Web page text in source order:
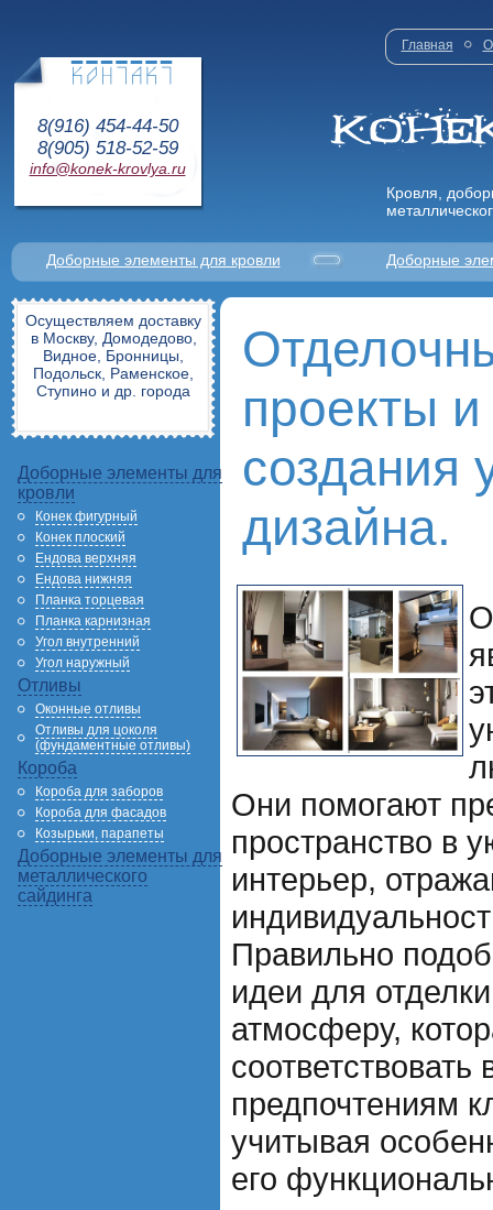
8(916) 454-44-50
8(905) 518-52-59
info@konek-krovlya.ru
Главная О
Кровля,
Доборные элементы для кровли Доборные
Осуществляем доставку
в Москву, Домодедово,
Видное, Бронницы,
Подольск, Раменское,
Ступино и др. города
Доборные элементы для
кровли
Конек фигурный
Конек плоский
Ендова верхняя
Ендова нижняя
Планка торцевая
Планка карнизная
Угол внутренний
Угол наружный
Отливы
Оконные отливы
Отливы для цоколя
(фундаментные отливы)
Короба
Короба для заборов
Короба для фасадов
Козырьки, парапеты
Доборные элементы для
металлического
сайдинга
проекты
создания
дизайна.
Они помогают
пространство в
интерьер,
Правильно
идеи для
атмосферу,
предпочтениям
учитывая
его